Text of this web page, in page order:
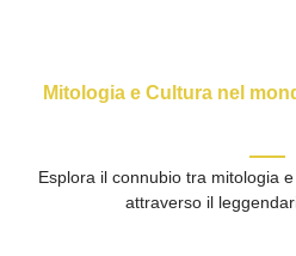
Mitologia e Cultura nel
Esplora il connubio tra mitologia
attraverso il